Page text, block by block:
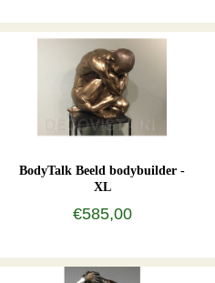
BodyTalk Beeld bodybuilder -
XL
€585,00